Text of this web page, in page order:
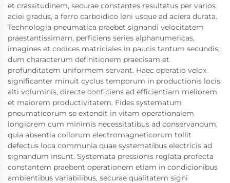
et crassitudinem, securae constantes resultatus per varios
aciei gradus, a ferro carboidico leni usque ad aciera durata.
Technologia pneumatica praebet signandi velocitatem
praestantissimam, perficiens series alphanumericas,
imagines et codices matriciales in paucis tantum secundis,
dum characterum definitionem praecisam et
profunditatem uniformem servant. Haec operatio velox
significanter minuit cyclus temporum in productionis locis
alti voluminis, directe conficiens ad efficientiam meliorem
et maiorem productivitatem. Fides systematum
pneumaticorum se extendit in vitam operationalem
longiorem cum minimis necessitatibus ad conservandum,
quia absentia coilorum electromagneticorum tollit
defectus loca communia quae systematibus electricis ad
signandum insunt. Systemata pressionis reglata profecta
constantem praebent operationem etiam in condicionibus
ambientibus variabilibus, securae qualitatem signi